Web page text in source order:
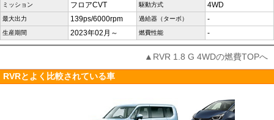
ミッション フロアCVT 駆動方式 4WD
最大出力 139ps/6000rpm 過給器（ターボ） -
生産期間 2023年02月～ 燃費性能 -
▲RVR 1.8 G 4WDの燃費TOPへ
RVRとよく比較されている車